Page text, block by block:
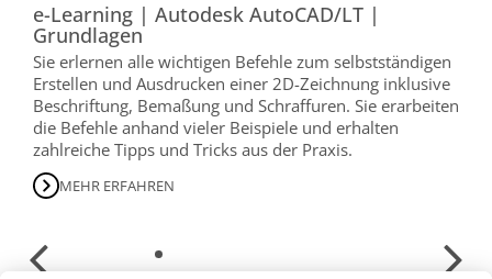
e-Learning | Autodesk AutoCAD/LT |
Grundlagen
Sie erlernen alle wichtigen Befehle zum selbstständigen
Erstellen und Ausdrucken einer 2D-Zeichnung inklusive
Beschriftung, Bemaßung und Schraffuren. Sie erarbeiten
die Befehle anhand vieler Beispiele und erhalten
zahlreiche Tipps und Tricks aus der Praxis.
MEHR ERFAHREN